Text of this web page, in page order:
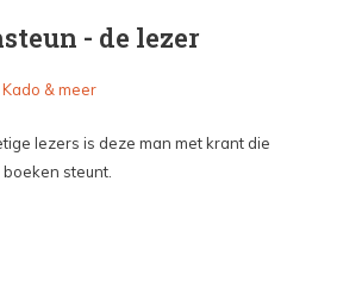
- de lezer
& meer
lezers is deze man met krant die
steunt.